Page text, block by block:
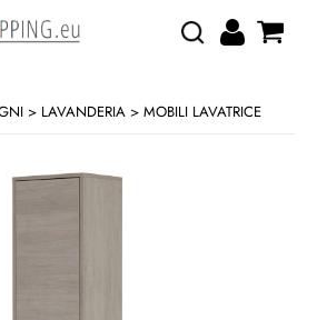
LAVANDERIA MOBILI LAVATRICE